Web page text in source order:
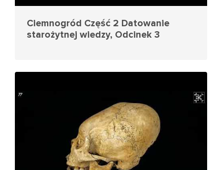
Ciemnogród Część 2 Datowanie
starożytnej wiedzy, Odcinek 3